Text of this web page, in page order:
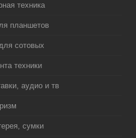
техника
планшетов
сотовых
техники
аудио и тв
сумки